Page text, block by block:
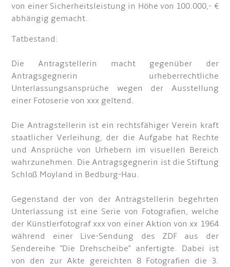
von einer Sicherheitsleistung in Höhe von 100.000,- €
abhängig gemacht.
Tatbestand:
Die Antragstellerin macht gegenüber der
Antragsgegnerin urheberrechtliche
Unterlassungsansprüche wegen der Ausstellung
einer Fotoserie von xxx geltend.
Die Antragstellerin ist ein rechtsfähiger Verein kraft
staatlicher Verleihung, der die Aufgabe hat Rechte
und Ansprüche von Urhebern im visuellen Bereich
wahrzunehmen. Die Antragsgegnerin ist die Stiftung
Schloß Moyland in Bedburg-Hau.
Gegenstand der von der Antragstellerin begehrten
Unterlassung ist eine Serie von Fotografien, welche
der Künstlerfotograf xxx von einer Aktion von xx 1964
während einer Live-Sendung des ZDF aus der
Sendereihe "Die Drehscheibe" anfertigte. Dabei ist
von den zur Akte gereichten 8 Fotografien die 3.